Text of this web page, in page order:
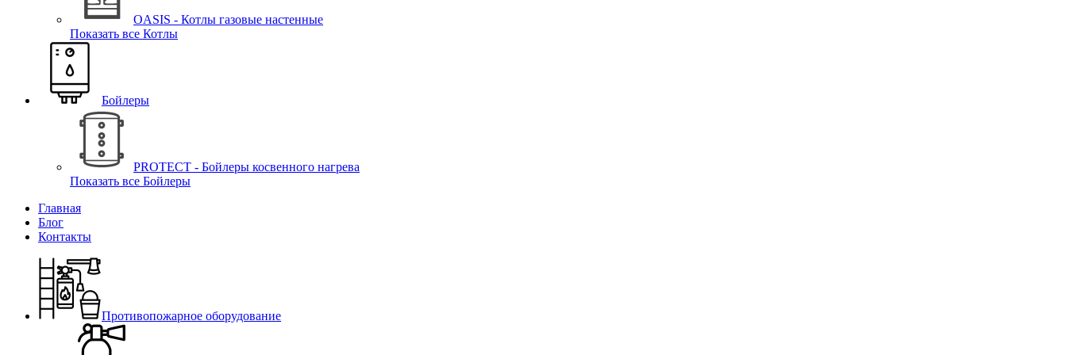
OASIS - Котлы газовые настенные
Показать все Котлы
Бойлеры
PROTECT - Бойлеры косвенного нагрева
Показать все Бойлеры
Главная
Блог
Контакты
Противопожарное оборудование